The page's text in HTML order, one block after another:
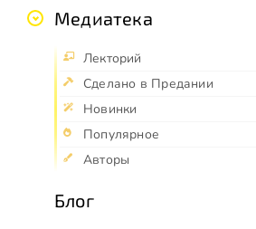
Медиатека
Лекторий
Сделано в Предании
Новинки
Популярное
Авторы
Блог